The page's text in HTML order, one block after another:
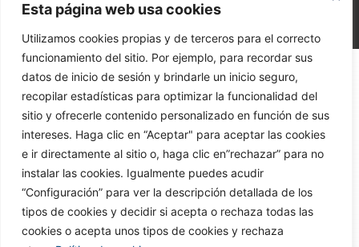
Esta página web usa cookies
Utilizamos cookies propias y de terceros para el correcto
funcionamiento del sitio. Por ejemplo, para recordar sus
datos de inicio de sesión y brindarle un inicio seguro,
recopilar estadísticas para optimizar la funcionalidad del
sitio y ofrecerle contenido personalizado en función de sus
intereses. Haga clic en “Aceptar" para aceptar las cookies
e ir directamente al sitio o, haga clic en”rechazar” para no
instalar las cookies. Igualmente puedes acudir
“Configuración” para ver la descripción detallada de los
tipos de cookies y decidir si acepta o rechaza todas las
cookies o acepta unos tipos de cookies y rechaza
Política de privacidad
Política interna del canal del informante